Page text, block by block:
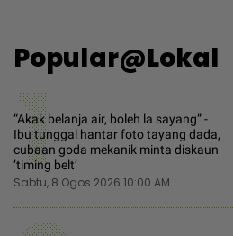
Popular@Lokal
1
“Akak belanja air, boleh la sayang” -
Ibu tunggal hantar foto tayang dada,
cubaan goda mekanik minta diskaun
‘timing belt’
Sabtu, 8 Ogos 2026 10:00 AM